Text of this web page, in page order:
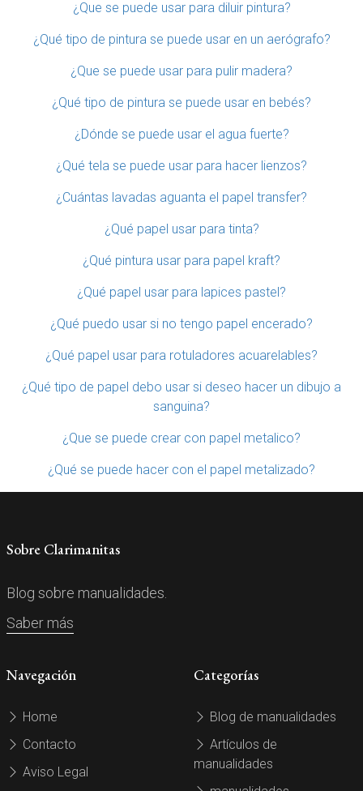
¿Que se puede usar para diluir pintura?
¿Qué tipo de pintura se puede usar en un aerógrafo?
¿Que se puede usar para pulir madera?
¿Qué tipo de pintura se puede usar en bebés?
¿Dónde se puede usar el agua fuerte?
¿Qué tela se puede usar para hacer lienzos?
¿Cuántas lavadas aguanta el papel transfer?
¿Qué papel usar para tinta?
¿Qué pintura usar para papel kraft?
¿Qué papel usar para lapices pastel?
¿Qué puedo usar si no tengo papel encerado?
¿Qué papel usar para rotuladores acuarelables?
¿Qué tipo de papel debo usar si deseo hacer un dibujo a
sanguina?
¿Que se puede crear con papel metalico?
¿Qué se puede hacer con el papel metalizado?
Sobre Clarimanitas
Blog sobre manualidades.
Saber más
Navegación
Home
Contacto
Aviso Legal
Categorías
Blog de manualidades
Artículos de
manualidades